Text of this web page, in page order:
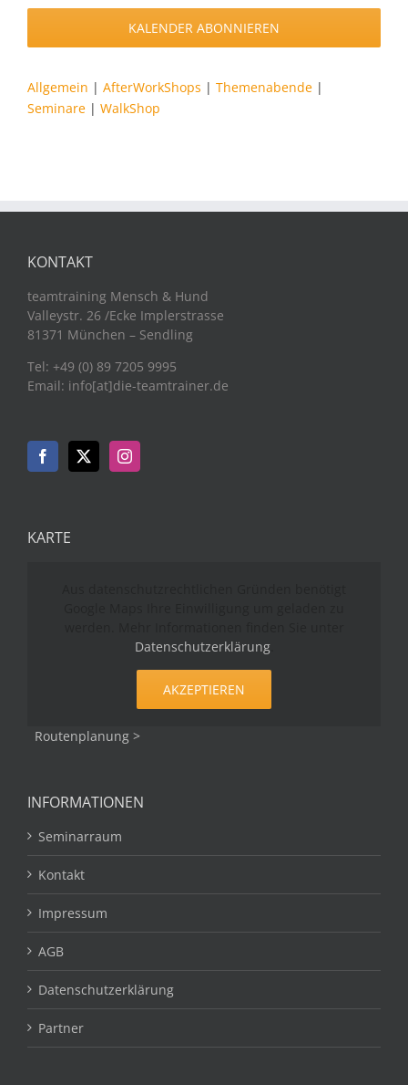
KALENDER ABONNIEREN
Allgemein | AfterWorkShops | Themenabende |
Seminare | WalkShop
KONTAKT
teamtraining Mensch & Hund
Valleystr. 26 /Ecke Implerstrasse
81371 München – Sendling
Tel: +49 (0) 89 7205 9995
Email: info[at]die-teamtrainer.de
KARTE
Datenschutzerklärung.
AKZEPTIEREN
Routenplanung >
INFORMATIONEN
Seminarraum
Kontakt
Impressum
AGB
Datenschutzerklärung
Partner